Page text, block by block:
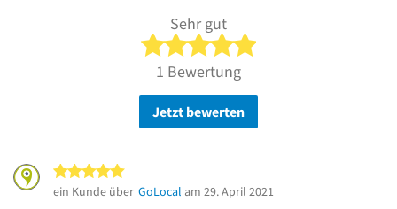
Sehr gut
5 von 5 Sternen
1 Bewertung
Jetzt bewerten
ein Kunde über GoLocal am 29. April 2021